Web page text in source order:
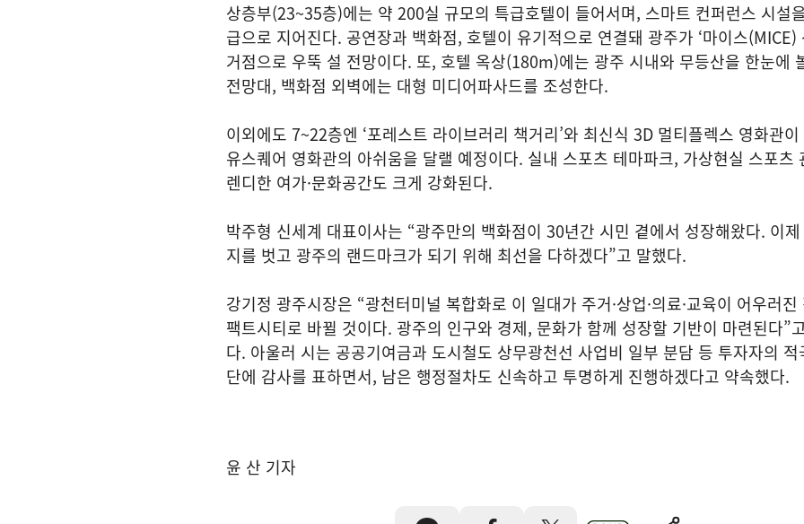
상층부(23~35층)에는 약 200실 규모의 특급호텔이 들어서며, 스마트 컨퍼런스 시설
급으로 지어진다. 공연장과 백화점, 호텔이 유기적으로 연결돼 광주가 ‘마이스(MICE)
거점으로 우뚝 설 전망이다. 또, 호텔 옥상(180m)에는 광주 시내와 무등산을 한눈에
전망대, 백화점 외벽에는 대형 미디어파사드를 조성한다.
이외에도 7~22층엔 ‘포레스트 라이브러리 책거리’와 최신식 3D 멀티플렉스 영화관
유스퀘어 영화관의 아쉬움을 달랠 예정이다. 실내 스포츠 테마파크, 가상현실 스포츠
렌디한 여가·문화공간도 크게 강화된다.
박주형 신세계 대표이사는 “광주만의 백화점이 30년간 시민 곁에서 성장해왔다. 이
지를 벗고 광주의 랜드마크가 되기 위해 최선을 다하겠다”고 말했다.
강기정 광주시장은 “광천터미널 복합화로 이 일대가 주거·상업·의료·교육이 어우러
팩트시티로 바뀔 것이다. 광주의 인구와 경제, 문화가 함께 성장할 기반이 마련된다”
다. 아울러 시는 공공기여금과 도시철도 상무광천선 사업비 일부 분담 등 투자자의 적
단에 감사를 표하면서, 남은 행정절차도 신속하고 투명하게 진행하겠다고 약속했다.
윤 산 기자